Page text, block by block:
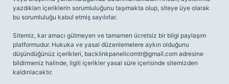
yazdıkları içeriklerin sorumluluğunu taşımakta olup, siteye üye olarak
bu sorumluluğu kabul etmiş sayılırlar.
Sitemiz, kar amacı gütmeyen ve tamamen ücretsiz bir bilgi paylaşım
platformudur. Hukuka ve yasal düzenlemelere aykırı olduğunu
düşündüğünüz içerikleri, backlinkpanelicomtr@gmail.com adresine
bildirmeniz halinde, ilgili içerikler yasal süre içerisinde sitemizden
kaldırılacaktır.